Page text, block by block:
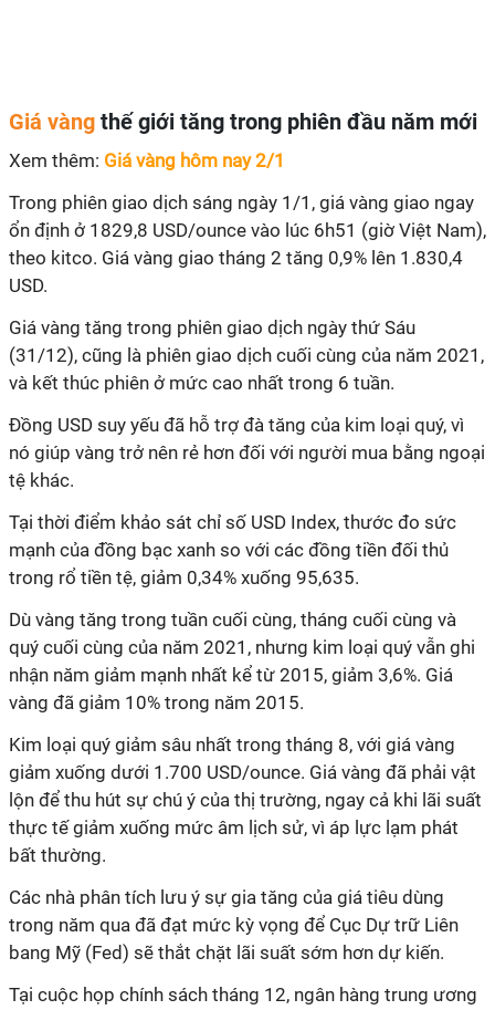
Giá vàng thế giới tăng trong phiên đầu năm mới
Xem thêm: Giá vàng hôm nay 2/1
Trong phiên giao dịch sáng ngày 1/1, giá vàng giao ngay
ổn định ở 1829,8 USD/ounce vào lúc 6h51 (giờ Việt Nam),
theo kitco. Giá vàng giao tháng 2 tăng 0,9% lên 1.830,4
USD.
Giá vàng tăng trong phiên giao dịch ngày thứ Sáu
(31/12), cũng là phiên giao dịch cuối cùng của năm 2021,
và kết thúc phiên ở mức cao nhất trong 6 tuần.
Đồng USD suy yếu đã hỗ trợ đà tăng của kim loại quý, vì
nó giúp vàng trở nên rẻ hơn đối với người mua bằng ngoại
tệ khác.
Tại thời điểm khảo sát chỉ số USD Index, thước đo sức
mạnh của đồng bạc xanh so với các đồng tiền đối thủ
trong rổ tiền tệ, giảm 0,34% xuống 95,635.
Dù vàng tăng trong tuần cuối cùng, tháng cuối cùng và
quý cuối cùng của năm 2021, nhưng kim loại quý vẫn ghi
nhận năm giảm mạnh nhất kể từ 2015, giảm 3,6%. Giá
vàng đã giảm 10% trong năm 2015.
Kim loại quý giảm sâu nhất trong tháng 8, với giá vàng
giảm xuống dưới 1.700 USD/ounce. Giá vàng đã phải vật
lộn để thu hút sự chú ý của thị trường, ngay cả khi lãi suất
thực tế giảm xuống mức âm lịch sử, vì áp lực lạm phát
bất thường.
Các nhà phân tích lưu ý sự gia tăng của giá tiêu dùng
trong năm qua đã đạt mức kỳ vọng để Cục Dự trữ Liên
bang Mỹ (Fed) sẽ thắt chặt lãi suất sớm hơn dự kiến.
Tại cuộc họp chính sách tháng 12, ngân hàng trung ương